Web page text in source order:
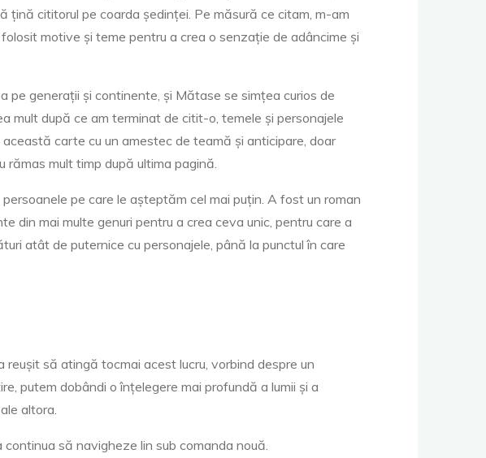
cititorul pe coarda ședinței. Pe măsură ce citam, m-am
motive și teme pentru a crea o senzație de adâncime și
pe generații și continente, și Mătase se simțea curios de
mult după ce am terminat de citit-o, temele și personajele
carte cu un amestec de teamă și anticipare, doar
mult timp după ultima pagină.
pe care le așteptăm cel mai puțin. A fost un roman
din mai multe genuri pentru a crea ceva unic, pentru care a
atât de puternice cu personajele, până la punctul în care
să atingă tocmai acest lucru, vorbind despre un
putem dobândi o înțelegere mai profundă a lumii și a
altora.
să navigheze lin sub comanda nouă.